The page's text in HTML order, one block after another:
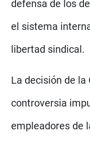
defensa de los
el sistema
libertad sindical.
La decisión de la
controversia
empleadores de